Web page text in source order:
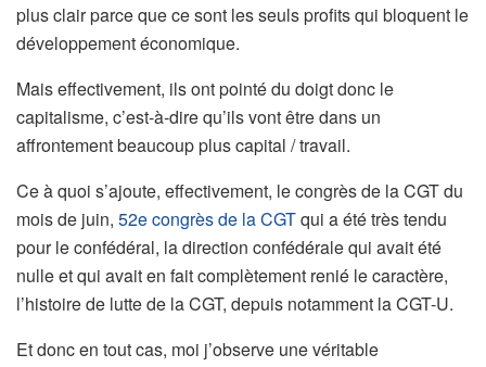
plus clair parce que ce sont les seuls profits qui bloquent le
développement économique.
Mais effectivement, ils ont pointé du doigt donc le
capitalisme, c’est-à-dire qu’ils vont être dans un
affrontement beaucoup plus capital / travail.
Ce à quoi s’ajoute, effectivement, le congrès de la CGT du
mois de juin, 52e congrès de la CGTqui a été très tendu
pour le confédéral, la direction confédérale qui avait été
nulle et qui avait en fait complètement renié le caractère,
l’histoire de lutte de la CGT, depuis notamment la CGT-U.
Et donc en tout cas, moi j’observe une véritable